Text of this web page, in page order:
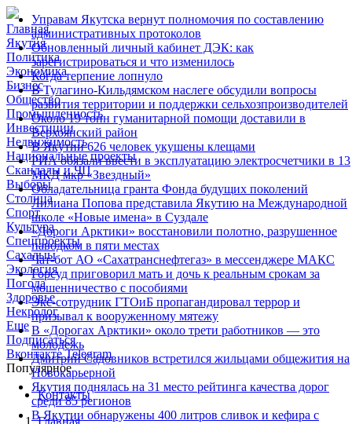
Главная
Якутия
Политика
Экономика
Бизнес
Общество
Промышленность
Инвестиции
Недвижимость
Национальные проекты
Скандалы и ЧП
Выборы
Столица
Спорт
Культура
Спецпроекты
Сахалыы
Экология
Погода
Здоровье
Некролог
Еще
Подписаться
ВконтактеTelegram
Популярное
Управам Якутска вернут полномочия по составлению
административных протоколов
Обновленный личный кабинет ДЭК: как
зарегистрироваться и что изменилось
Когда терпение лопнуло
В Тулагино-Кильдямском наслеге обсудили вопросы
развития территории и поддержки сельхозпроизводителей
Около 19 тонн гуманитарной помощи доставили в
Верхоянский район
В Якутии 626 человек укушены клещами
РИА обязали ввести в эксплуатацию электросчетчики в 13
МКД мкр «Звездный»
Обладательница гранта Фонда будущих поколений
Лилиана Попова представила Якутию на Международной
школе «Новые имена» в Суздале
«Дороги Арктики» восстановили полотно, разрушенное
паводком в пяти местах
Чат-бот АО «Сахатранснефтегаз» в мессенджере МАКС
Горсуд приговорил мать и дочь к реальным срокам за
мошенничество с пособиями
Экс-сотрудник ГТОиБ пропагандировал террор и
призывал к вооруженному мятежу
В «Дорогах Арктики» около трети работников — это
молодежь
Дмитрий Садовников встретился жильцами общежития на
Новокарьерной
Якутия поднялась на 31 место рейтинга качества дорог
среди 85 регионов
В Якутии обнаружены 400 литров сливок и кефира с
Контакты
Главная